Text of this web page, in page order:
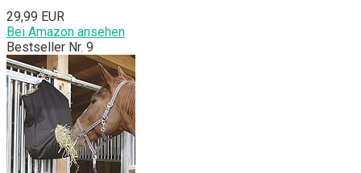
29,99 EUR
Bei Amazon ansehen
Bestseller Nr. 9